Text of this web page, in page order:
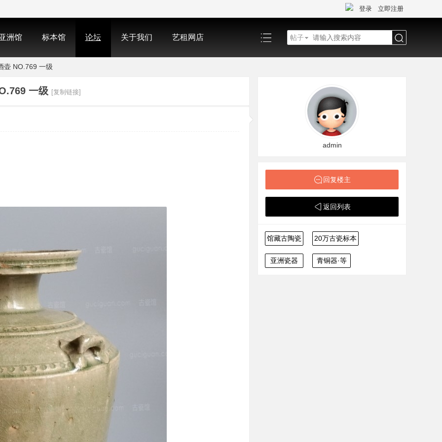
登录 立即注册
洲馆 标本馆 论坛 关于我们 艺租网店 帖子
壶 NO.769 一级
一级 [复制链接]
admin
回复楼主
返回列表
馆藏古陶瓷 20万古瓷标本
亚洲瓷器 青铜器·等